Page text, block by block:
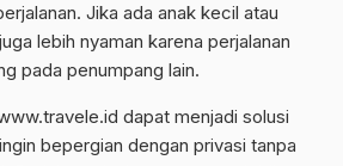
Jika ada anak kecil atau
lebih nyaman karena perjalanan
pada penumpang lain.
dapat menjadi solusi
bepergian dengan privasi tanpa